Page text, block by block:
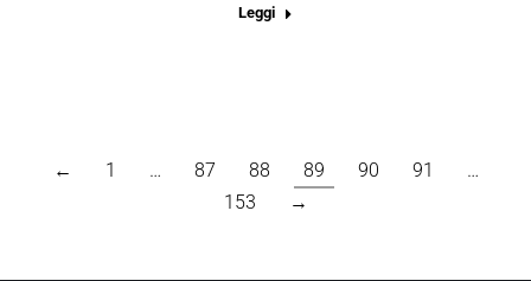
Leggi
← 1 … 87 88 89 90 91
…
153
→